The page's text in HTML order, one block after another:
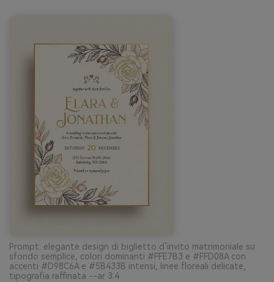
Prompt: elegante design di biglietto d’invito matrimoniale su
sfondo semplice, colori dominanti #FFE7B3 e #FFD08A con
accenti #D98C6A e #5B433B intensi, linee floreali delicate,
tipografia raffinata --ar 3:4